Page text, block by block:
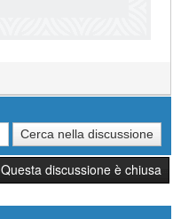
Questa discussione è chiusa